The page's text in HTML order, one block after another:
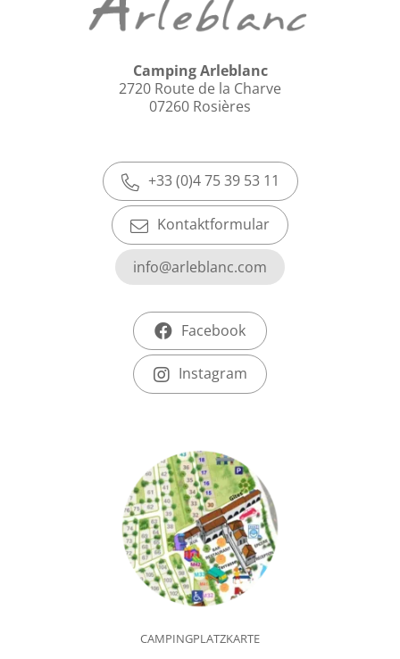
Camping Arleblanc
2720 Route de la Charve
07260 Rosières
+33 (0)4 75 39 53 11
Kontaktformular
info@arleblanc.com
Facebook
Instagram
CAMPINGPLATZKARTE